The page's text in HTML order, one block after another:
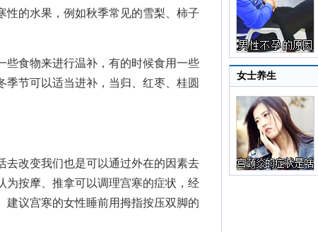
性的水果，例如秋季常见的雪梨、柿子
食物来进行温补，有的时候食用一些
节可以适当进补，当归、红枣、桂圆
改变我们也是可以通过外在的因素去
为按摩、推拿可以调理宫寒的症状，经
建议宫寒的女性睡前用拇指按压双脚的
女士养生